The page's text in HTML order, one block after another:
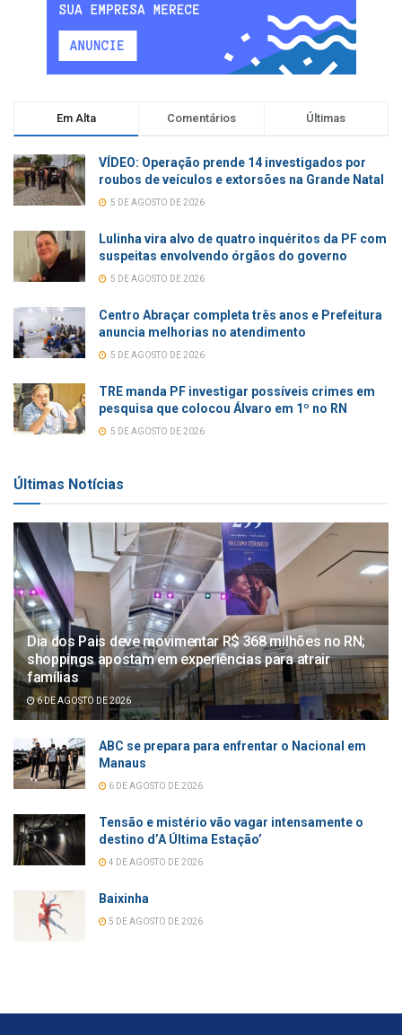
Em Alta Comentários Últimas
VÍDEO: Operação prende 14 investigados por
roubos de veículos e extorsões na Grande Natal
5 DE AGOSTO DE 2026
Lulinha vira alvo de quatro inquéritos da PF com
suspeitas envolvendo órgãos do governo
5 DE AGOSTO DE 2026
Centro Abraçar completa três anos e Prefeitura
anuncia melhorias no atendimento
5 DE AGOSTO DE 2026
TRE manda PF investigar possíveis crimes em
pesquisa que colocou Álvaro em 1º no RN
5 DE AGOSTO DE 2026
Últimas Notícias
Dia dos Pais deve movimentar R$ 368 milhões no RN;
shoppings apostam em experiências para atrair
famílias
6 DE AGOSTO DE 2026
ABC se prepara para enfrentar o Nacional em
Manaus
6 DE AGOSTO DE 2026
Tensão e mistério vão vagar intensamente o
destino d’A Última Estação’
4 DE AGOSTO DE 2026
Baixinha
5 DE AGOSTO DE 2026